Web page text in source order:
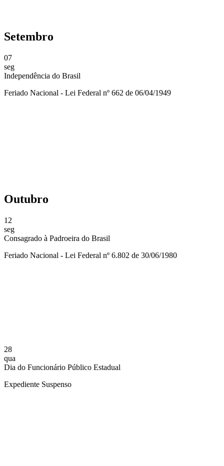
Setembro
07
seg
Independência do Brasil
Feriado Nacional - Lei Federal nº 662 de 06/04/1949
Outubro
12
seg
Consagrado à Padroeira do Brasil
Feriado Nacional - Lei Federal nº 6.802 de 30/06/1980
28
qua
Dia do Funcionário Público Estadual
Expediente Suspenso